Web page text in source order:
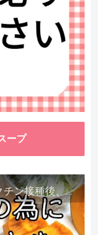
ープ
【身体はなんでも知ってる】ワクチン接種後、異常に食べたくなった野菜が細胞回復に貢献してくれました。